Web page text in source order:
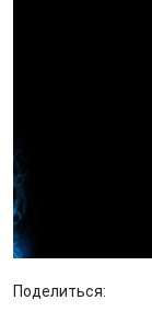
Поделиться: